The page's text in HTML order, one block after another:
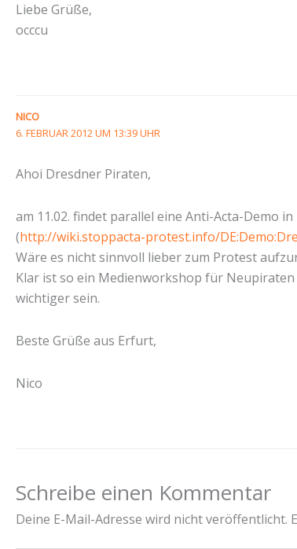
Liebe Grüße,
occcu
NICO
6. FEBRUAR 2012 UM 13:39 UHR
Ahoi Dresdner Piraten,
am 11.02. findet parallel eine Anti-Acta-Demo
(http://wiki.stoppacta-protest.info/
Wäre es nicht sinnvoll lieber zum Protest
Klar ist so ein Medienworkshop für Neupiraten
wichtiger sein.
Beste Grüße aus Erfurt,
Nico
Schreibe einen Kommentar
Deine E-Mail-Adresse wird nicht veröffentlicht.